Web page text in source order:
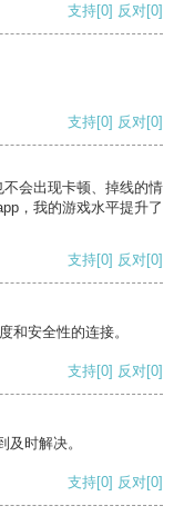
支持[0] 反对[0]
支持[0] 反对[0]
会出现卡顿、掉线的情
，我的游戏水平提升了
支持[0] 反对[0]
和安全性的连接。
支持[0] 反对[0]
时解决。
支持[0] 反对[0]